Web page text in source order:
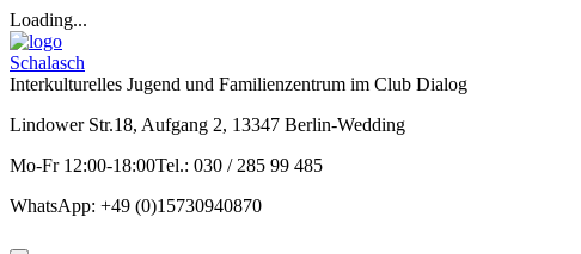
Loading...
Schalasch
Interkulturelles Jugend und Familienzentrum im Club Dialog
Lindower Str.18, Aufgang 2, 13347 Berlin-Wedding
Mo-Fr 12:00-18:00Tel.: 030 / 285 99 485
WhatsApp: +49 (0)15730940870